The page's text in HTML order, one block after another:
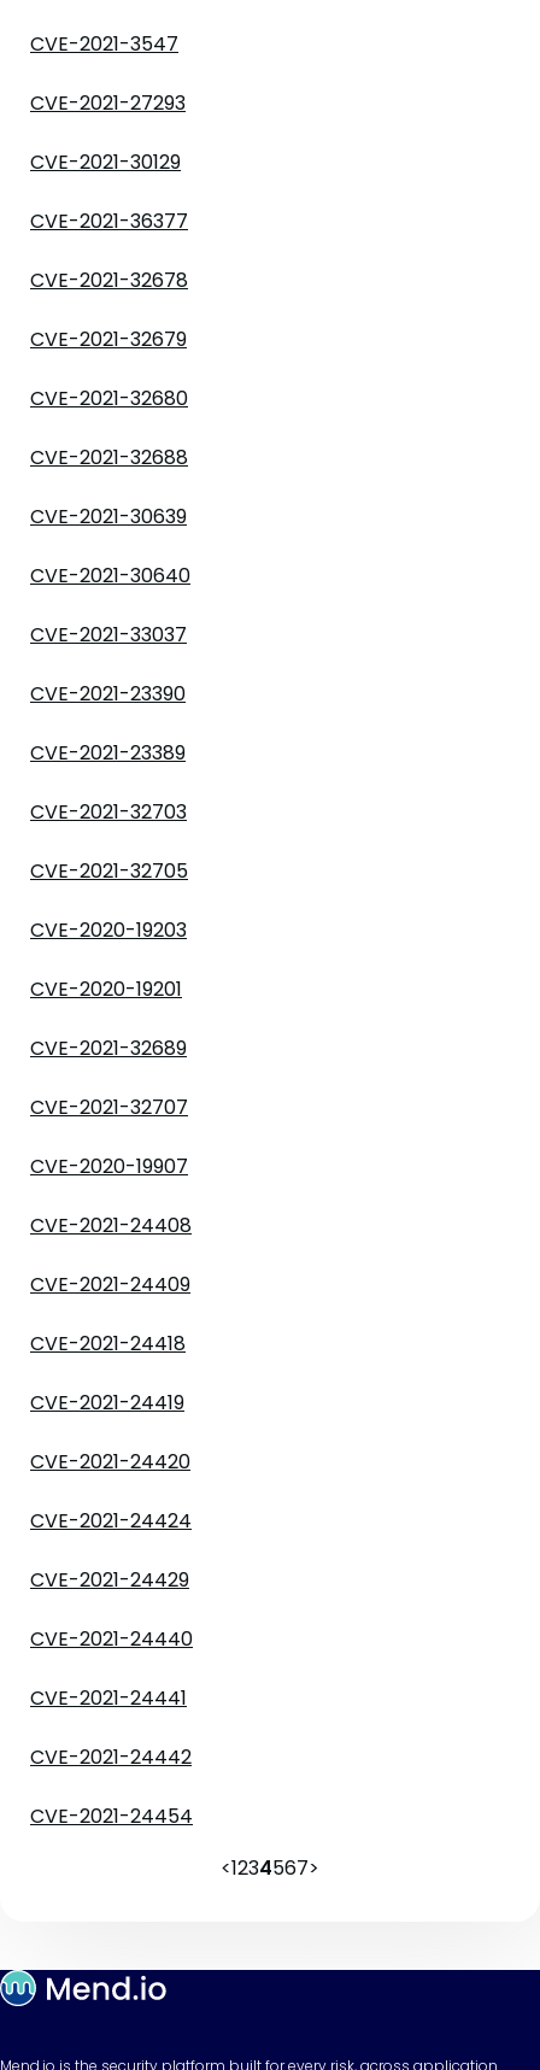
CVE-2021-3547
CVE-2021-27293
CVE-2021-30129
CVE-2021-36377
CVE-2021-32678
CVE-2021-32679
CVE-2021-32680
CVE-2021-32688
CVE-2021-30639
CVE-2021-30640
CVE-2021-33037
CVE-2021-23390
CVE-2021-23389
CVE-2021-32703
CVE-2021-32705
CVE-2020-19203
CVE-2020-19201
CVE-2021-32689
CVE-2021-32707
CVE-2020-19907
CVE-2021-24408
CVE-2021-24409
CVE-2021-24418
CVE-2021-24419
CVE-2021-24420
CVE-2021-24424
CVE-2021-24429
CVE-2021-24440
CVE-2021-24441
CVE-2021-24442
CVE-2021-24454
<1234567>
Mend.io is the security platform built for every risk, across application